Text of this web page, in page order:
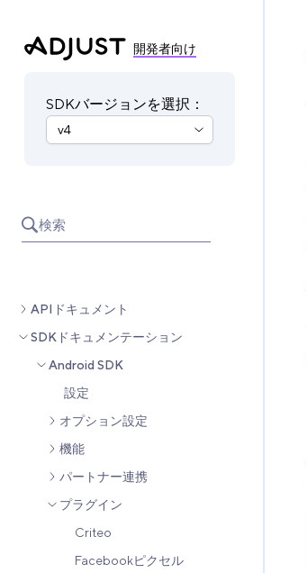
開発者向け
SDKバージョンを選択：
検索
APIドキュメント
SDKドキュメンテーション
Android SDK
設定
オプション設定
機能
パートナー連携
プラグイン
Criteo
Facebookピクセル